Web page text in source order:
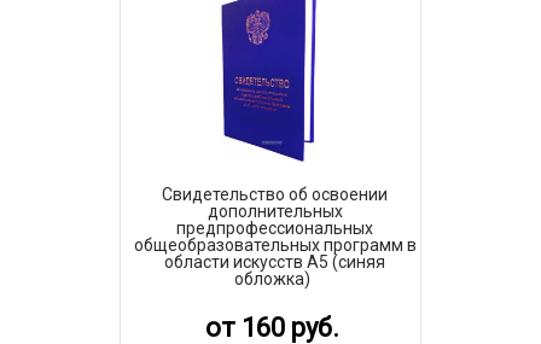
Свидетельство об освоении
дополнительных
предпрофессиональных
общеобразовательных программ в
области искусств А5 (синяя
обложка)
от 160 руб.